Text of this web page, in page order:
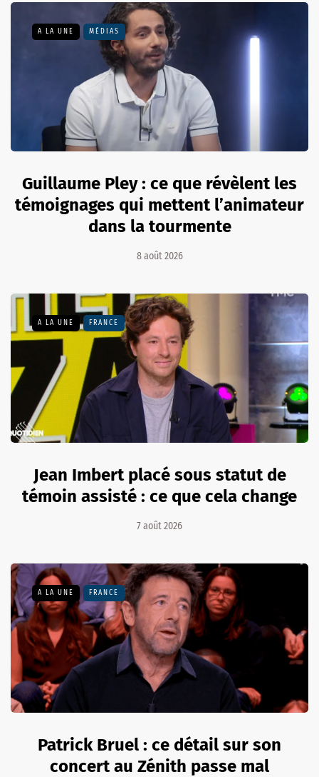
A LA UNE MÉDIAS
Guillaume Pley : ce que révèlent les
témoignages qui mettent l’animateur
dans la tourmente
8 août 2026
A LA UNE FRANCE
Jean Imbert placé sous statut de
témoin assisté : ce que cela change
7 août 2026
A LA UNE FRANCE
Patrick Bruel : ce détail sur son
concert au Zénith passe mal